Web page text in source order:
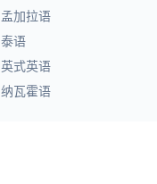
孟加拉语
泰语
英式英语
纳瓦霍语